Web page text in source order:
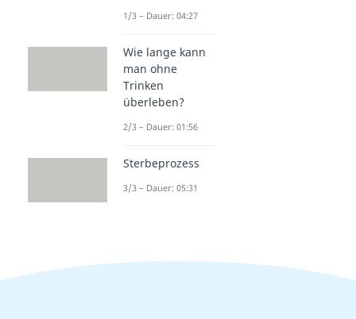
1/3 – Dauer: 04:27
Wie lange kann
man ohne
Trinken
überleben?
2/3 – Dauer: 01:56
Sterbeprozess
3/3 – Dauer: 05:31